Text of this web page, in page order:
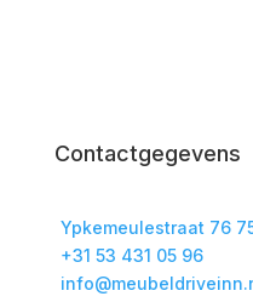
Contactgegevens
Ypkemeulestraat 76
+31 53 431 05 96